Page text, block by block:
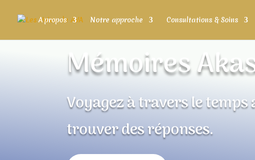
A propos Notre approche Consultations & Soins
Mémoires
Voyagez à travers le
trouver des réponses.